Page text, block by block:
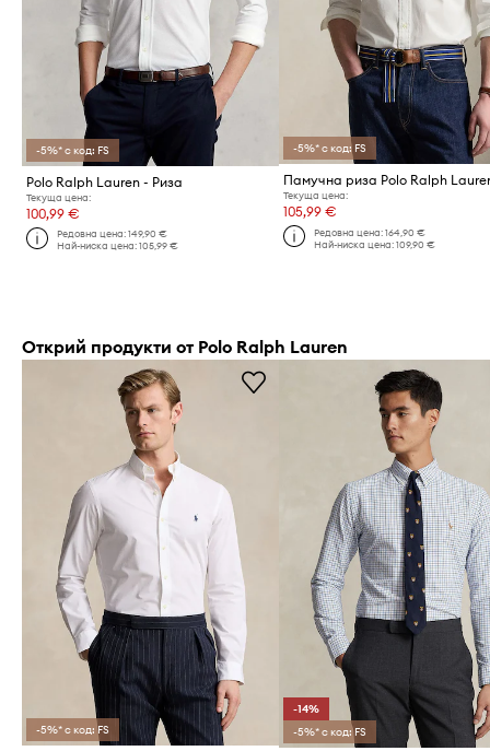
-5%* с код: FS
Polo Ralph Lauren - Риза
Текуща цена:
100,99 €
Редовна цена:149,90 €
Най-ниска цена:105,99 €
-5%* с код: FS
Памучна риза Polo Ralph
Текуща цена:
105,99 €
Редовна цена: 164,90 €
Най-ниска цена: 109,90 €
Открий продукти от Polo Ralph Lauren
-5%* с код: FS
-14%
-5%* с код: FS